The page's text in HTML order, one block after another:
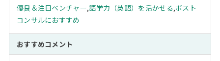
優良＆注目ベンチャー,語学力（英語）を活かせる,ポスト
コンサルにおすすめ
おすすめコメント